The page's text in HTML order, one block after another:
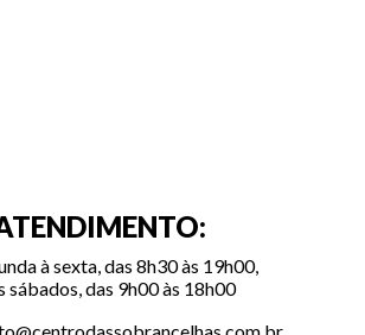
à sexta, das 8h30 às 19h00,
sábados, das 9h00 às 18h00